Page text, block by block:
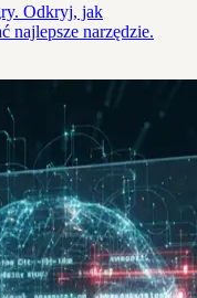
Odkryj, jak
najlepsze narzędzie.